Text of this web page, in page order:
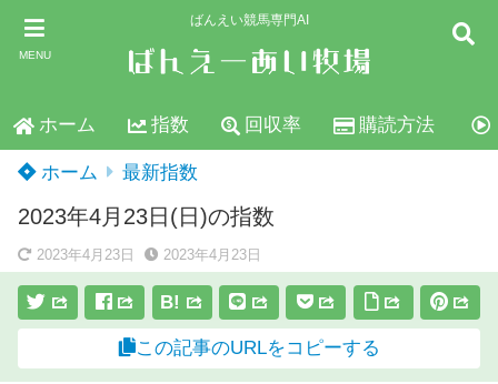
MENU
ばんえい競馬専門AI
ホーム 指数 回収率 購読方法
ホーム 最新指数
2023年4月23日(日)の指数
2023年4月23日 2023年4月23日
B!
この記事のURLをコピーする